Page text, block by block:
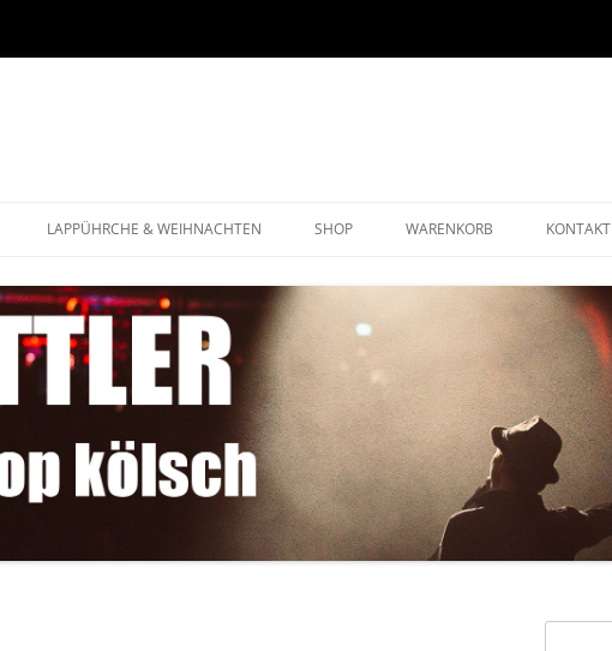
LAPPÜHRCHE & WEIHNACHTEN
LAPPÜHRCHE
SHOP WARENKORB KONTAKT